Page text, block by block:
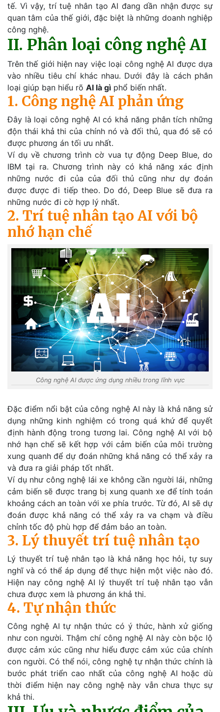
tế. Vì vậy, trí tuệ nhân tạo AI đang dần nhận được sự
quan tâm của thế giới, đặc biệt là những doanh nghiệp
công nghệ.
II. Phân loại công nghệ AI
Trên thế giới hiện nay việc loại công nghệ AI được dựa
vào nhiều tiêu chí khác nhau. Dưới đây là cách phân
loại giúp bạn hiểu rõ AI là gì phổ biến nhất.
1. Công nghệ AI phản ứng
Đây là loại công nghệ AI có khả năng phân tích những
độn thái khả thi của chính nó và đối thủ, qua đó sẽ có
được phương án tối ưu nhất.
Ví dụ về chương trình cờ vua tự động Deep Blue, do
IBM tại ra. Chương trình này có khả năng xác định
những nước đi của của đối thủ cũng như dự đoán
được được đi tiếp theo. Do đó, Deep Blue sẽ đưa ra
những nước đi cờ hợp lý nhất.
2. Trí tuệ nhân tạo AI với bộ
nhớ hạn chế
Công nghệ AI được ứng dụng nhiều trong lĩnh vực
Đặc điểm nổi bật của công nghệ AI này là khả năng sử
dụng những kinh nghiệm có trong quá khứ để quyết
định hành động trong tương lai. Công nghệ AI với bộ
nhớ hạn chế sẽ kết hợp với cảm biến của môi trường
xung quanh để dự đoán những khả năng có thể xảy ra
và đưa ra giải pháp tốt nhất.
Ví dụ như công nghệ lái xe không cần người lái, những
cảm biến sẽ được trang bị xung quanh xe để tính toán
khoảng cách an toàn với xe phía trước. Từ đó, AI sẽ dự
đoán được khả năng có thể xảy ra va chạm và điều
chỉnh tốc độ phù hợp để đảm bảo an toàn.
3. Lý thuyết trí tuệ nhân tạo
Lý thuyết trí tuệ nhân tạo là khả năng học hỏi, tự suy
nghĩ và có thể áp dụng để thực hiện một việc nào đó.
Hiện nay công nghệ AI lý thuyết trí tuệ nhân tạo vẫn
chưa được xem là phương án khả thi.
4. Tự nhận thức
Công nghệ AI tự nhận thức có ý thức, hành xử giống
như con người. Thậm chí công nghệ AI này còn bộc lộ
được cảm xúc cũng như hiểu được cảm xúc của chính
con người. Có thể nói, công nghệ tự nhận thức chính là
bước phát triển cao nhất của công nghệ AI hoặc dù
thời điểm hiện nay công nghệ này vẫn chưa thực sự
khả thi.